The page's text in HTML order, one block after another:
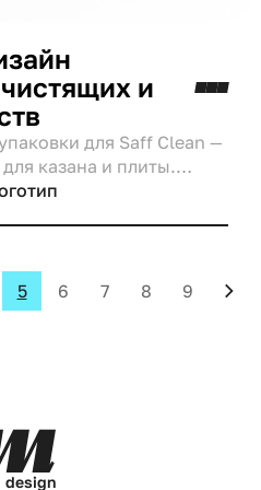
и
для Saff Clean —
казана и плиты.
коммуникации с
5 6 7 8 9
design